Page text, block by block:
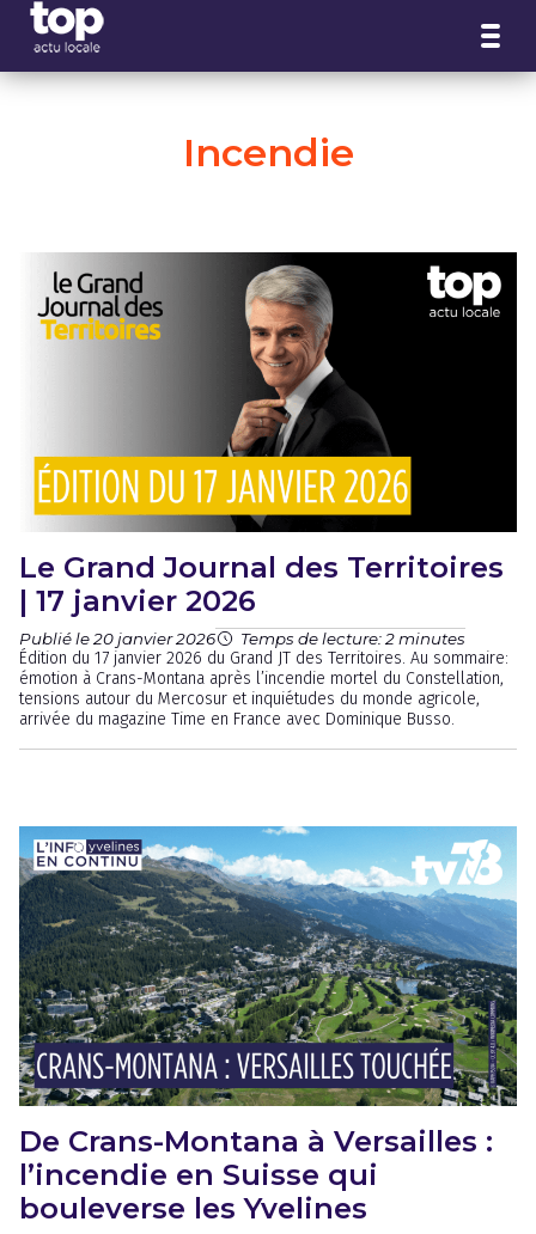
Incendie
Le Grand Journal des Territoires
| 17 janvier 2026
Publié le 20 janvier 2026 Temps de lecture: 2 minutes
Édition du 17 janvier 2026 du Grand JT des Territoires. Au sommaire:
émotion à Crans-Montana après l’incendie mortel du Constellation,
tensions autour du Mercosur et inquiétudes du monde agricole,
arrivée du magazine Time en France avec Dominique Busso.
De Crans-Montana à Versailles :
l’incendie en Suisse qui
bouleverse les Yvelines
Panneau de gestion des cookies